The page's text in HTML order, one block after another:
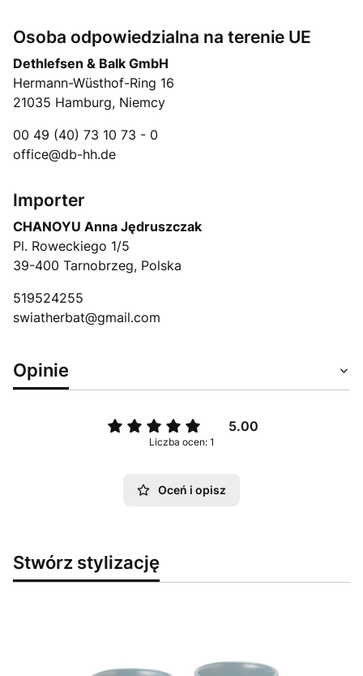
Osoba odpowiedzialna na terenie UE
Dethlefsen & Balk GmbH
Hermann-Wüsthof-Ring 16
21035 Hamburg, Niemcy
00 49 (40) 73 10 73 - 0
office@db-hh.de
Importer
CHANOYU Anna Jędruszczak
Pl. Roweckiego 1/5
39-400 Tarnobrzeg, Polska
519524255
swiatherbat@gmail.com
Opinie
5.00
Liczba ocen: 1
Oceń i opisz
Stwórz stylizację